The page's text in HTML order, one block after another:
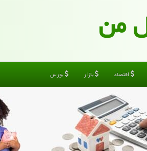
من
اقتصاد بازار بورس